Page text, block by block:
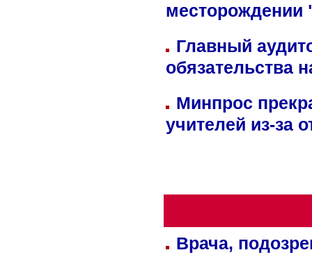
Главный
обязательства
Минпрос
учителей из-за
Врача,